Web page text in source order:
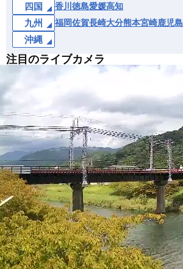
四国 香川 徳島愛媛高知
九州 福岡佐賀長崎大分熊本宮崎鹿児島
沖縄
注目のライブカメラ